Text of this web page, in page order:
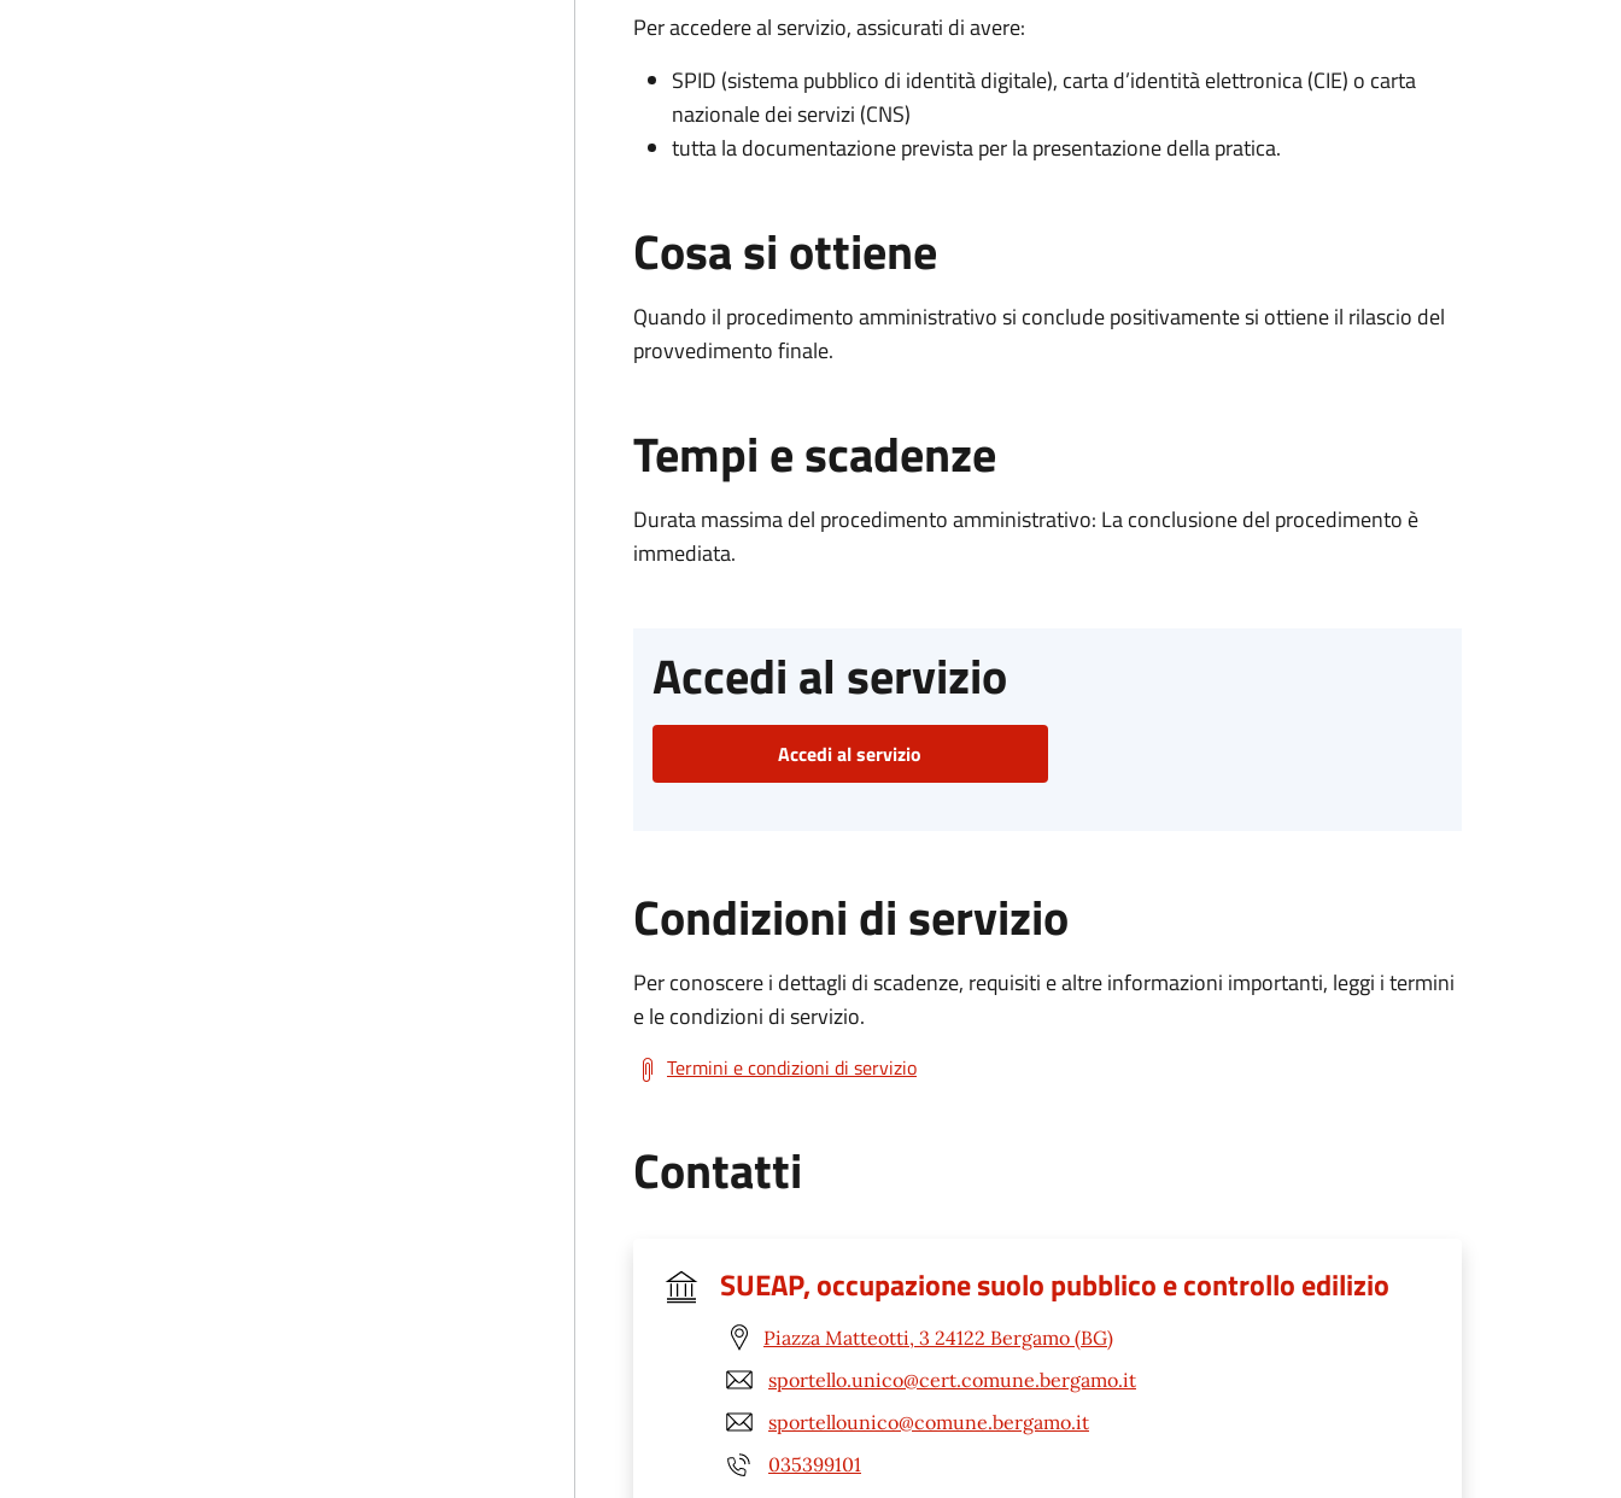
Per accedere al servizio, assicurati di avere:
SPID (sistema pubblico di identità digitale), carta d’identità elettronica (CIE) o carta
nazionale dei servizi (CNS)
tutta la documentazione prevista per la presentazione della pratica.
Cosa si ottiene
Quando il procedimento amministrativo si conclude positivamente si ottiene il rilascio del
provvedimento finale.
Tempi e scadenze
Durata massima del procedimento amministrativo: La conclusione del procedimento è
immediata.
Accedi al servizio
Accedi al servizio
Condizioni di servizio
Per conoscere i dettagli di scadenze, requisiti e altre informazioni importanti, leggi i termini
e le condizioni di servizio.
Termini e condizioni di servizio
Contatti
SUEAP, occupazione suolo pubblico e controllo edilizio
Piazza Matteotti, 3 24122 Bergamo (BG)
sportello.unico@cert.comune.bergamo.it
sportellounico@comune.bergamo.it
035399101